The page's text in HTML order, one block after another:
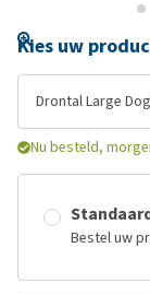
Kies uw
Drontal Large
Nu besteld,
Bestel uw